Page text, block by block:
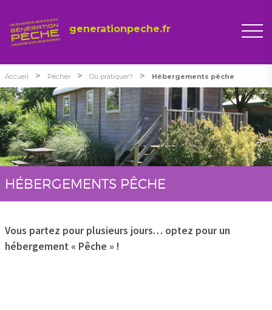
generationpeche.fr
Accueil > Pêcher > Où pratiquer? > Hébergements pêche
HÉBERGEMENTS PÊCHE
Vous partez pour plusieurs jours… optez pour un
hébergement « Pêche » !